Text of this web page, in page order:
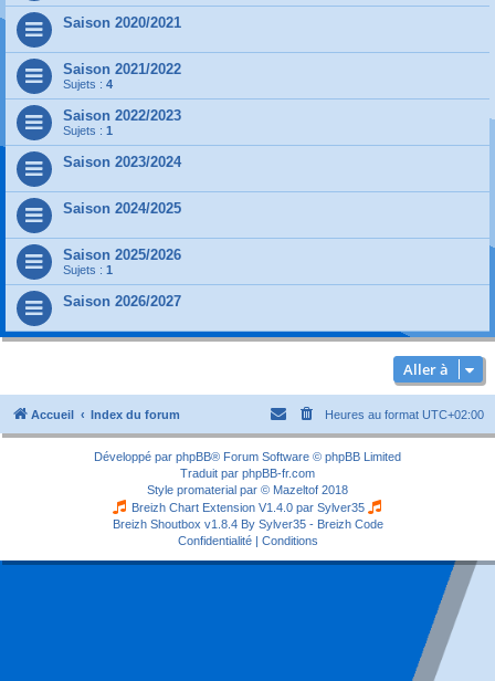
Saison 2020/2021
Saison 2021/2022
Sujets : 4
Saison 2022/2023
Sujets : 1
Saison 2023/2024
Saison 2024/2025
Saison 2025/2026
Sujets : 1
Saison 2026/2027
Aller à
Accueil Index du forum Heures au format UTC+02:00
Développé par phpBB® Forum Software © phpBB Limited
Traduit par phpBB-fr.com
Style promaterial par © Mazeltof 2018
Breizh Chart Extension V1.4.0 par Sylver35
Breizh Shoutbox v1.8.4 By Sylver35 - Breizh Code
Confidentialité| Conditions